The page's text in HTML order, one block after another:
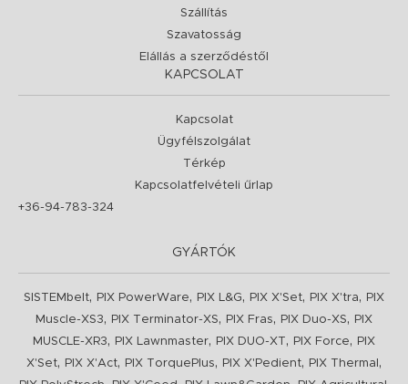
Szállítás
Szavatosság
Elállás a szerződéstől
KAPCSOLAT
Kapcsolat
Ügyfélszolgálat
Térkép
Kapcsolatfelvételi űrlap
+36-94-783-324
GYÁRTÓK
SISTEMbelt, PIX PowerWare, PIX L&G, PIX X'Set, PIX X'tra,
PIX
Muscle-XS3, PIX Terminator-XS, PIX Fras, PIX Duo-XS,
PIX
MUSCLE-XR3, PIX Lawnmaster, PIX DUO-XT, PIX Force,
PIX
X'Set, PIX X'Act, PIX TorquePlus, PIX X'Pedient, PIX Thermal ,